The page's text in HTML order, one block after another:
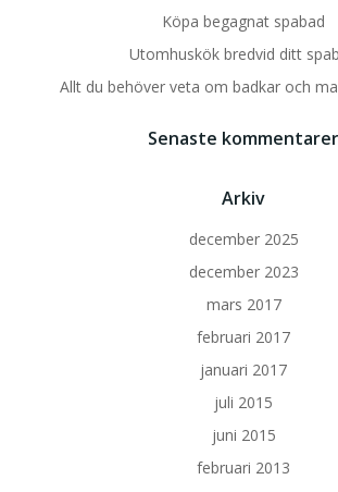
Köpa begagnat spabad
Utomhuskök bredvid ditt
Allt du behöver veta om badkar och
Senaste kommentarer
Arkiv
december 2025
december 2023
mars 2017
februari 2017
januari 2017
juli 2015
juni 2015
februari 2013